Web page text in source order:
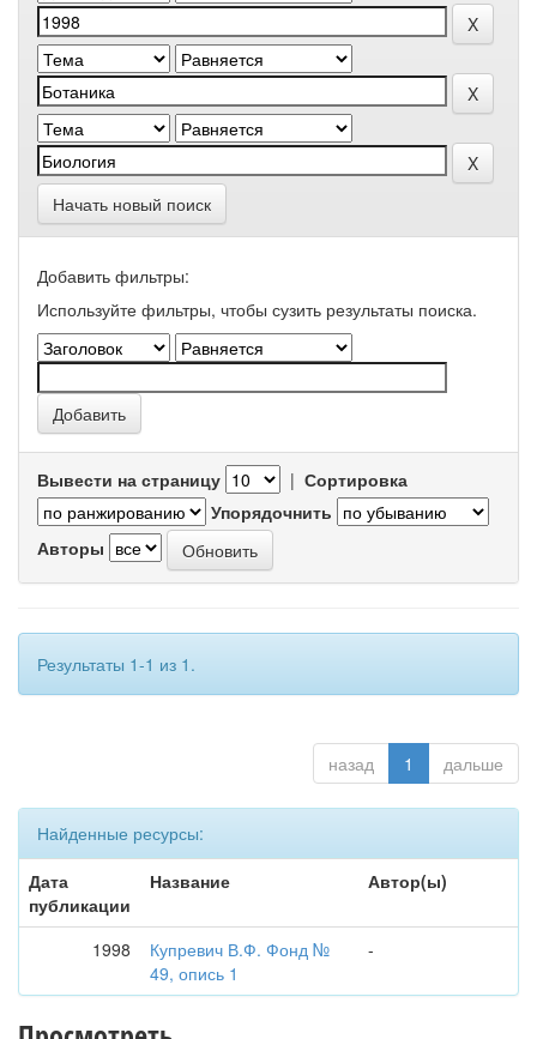
Начать новый поиск
Добавить фильтры:
Используйте фильтры, чтобы сузить результаты поиска.
Вывести на страницу | Сортировка
Упорядочнить
Авторы
Результаты 1-1 из 1.
назад 1 дальше
Найденные ресурсы:
Дата
публикации
Название Автор(ы)
1998
Купревич В.Ф. Фонд №
49, опись 1
-